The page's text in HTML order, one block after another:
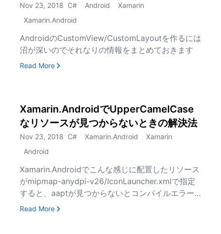
Nov 23, 2018 C# Android
Xamarin
Xamarin.Android
AndroidのCustomView/CustomLayoutを作るには
沼が深いのでそれなりの情報をまとめておきます
Read More, Android CustomView/CustomLayoutの作り方
Xamarin.AndroidでUpperCamelCase
なリソースが見つからないときの解決法
Nov 23, 2018 C# Xamarin.Android
Xamarin
Android
Xamarin.Androidでこんな感じに配置したリソース
がmipmap-anydpi-v26/IconLauncher.xmlで指定
すると、aaptが見つからないとコンパイルエラー
を起こす。
Read More, Xamarin.AndroidでUpperCamelCaseなリソースが